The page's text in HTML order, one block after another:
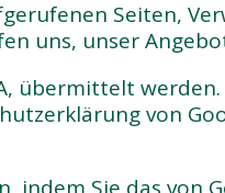
Seiten,
uns, unser
übermittelt
von